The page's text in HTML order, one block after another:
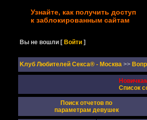
Узнайте, как получить доступ
к заблокированным сайтам
Вы не вошли [Войти ]
Kлуб Любителей Секса® - Москва >>
Список
Поиск отчетов по
параметрам девушек